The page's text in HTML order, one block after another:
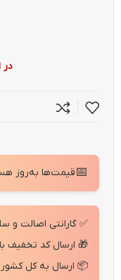
در
📅قیمت‌ها به‌روز
✅ گارانتی اصالت و
🎁 ارسال کد تخفیف با
📦 ارسال به کل